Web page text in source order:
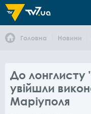
Головна Новини
До лонглисту
увійшли
Маріуполя